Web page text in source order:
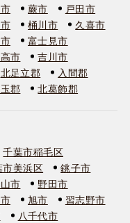
蕨市
戸田市
桶川市
久喜市
富士見市
市
吉川市
北足立郡
入間郡
郡 北葛飾郡
千葉市稲毛区
市美浜区
銚子市
市
野田市
旭市
習志野市
八千代市